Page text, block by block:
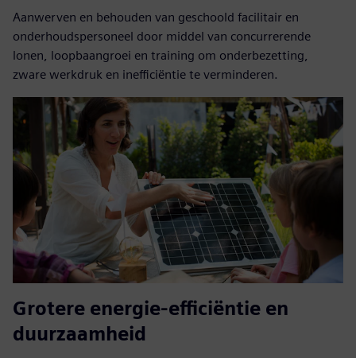
Aanwerven en behouden van geschoold facilitair en
onderhoudspersoneel door middel van concurrerende
lonen, loopbaangroei en training om onderbezetting,
zware werkdruk en inefficiëntie te verminderen.
Grotere energie-efficiëntie en
duurzaamheid